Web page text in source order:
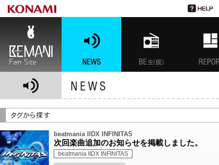
beatmania IIDX INFINITAS
次回楽曲追加のお知らせを掲載しました。
beatmania IIDX INFINITAS